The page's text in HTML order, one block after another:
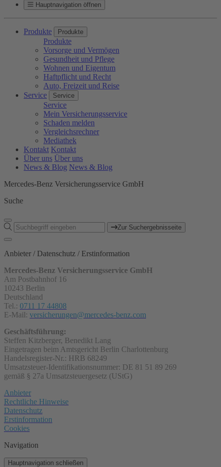
Hauptnavigation öffnen
Produkte Produkte
Produkte
Vorsorge und Vermögen
Gesundheit und Pflege
Wohnen und Eigentum
Haftpflicht und Recht
Auto, Freizeit und Reise
Service
Service
Service
Mein Versicherungsservice
Schaden melden
Vergleichsrechner
Mediathek
Kontakt Kontakt
Über uns Über uns
News & Blog News & Blog
Mercedes-Benz Versicherungsservice GmbH
Suche
Zur Suchergebnisseite
Anbieter / Datenschutz / Erstinformation
Mercedes-Benz Versicherungsservice GmbH
Am Postbahnhof 16
10243 Berlin
Deutschland
Tel.: 0711 17 44808
E-Mail: versicherungen@mercedes-benz.com
Geschäftsführung:
Steffen Kitzberger, Benedikt Lang
Eingetragen beim Amtsgericht Berlin Charlottenburg
Handelsregister-Nr.: HRB 68249
Umsatzsteuer-Identifikationsnummer: DE 81 51 89 269
gemäß § 27a Umsatzsteuergesetz (UStG)
Anbieter
Rechtliche Hinweise
Datenschutz
Erstinformation
Cookies
Navigation
Hauptnavigation schließen